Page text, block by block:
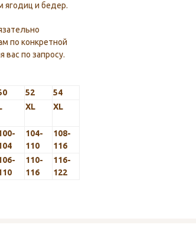
ягодиц и бедер.
по конкретной
по запросу.
52
54
XL XL
104-
110
108-
116
110-
116
116-
122